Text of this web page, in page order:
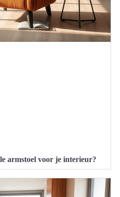
armstoel voor je interieur?